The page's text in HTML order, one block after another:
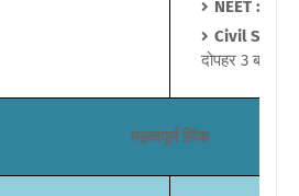
NEET :
Civil
दोपहर 3 बजे तक
महत्वपूर्ण लिंक